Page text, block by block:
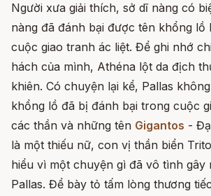
Người xưa giải thích, sở dĩ nàng có
nàng đã đánh bại được tên khổng lồ
cuộc giao tranh ác liệt. Để ghi nhớ
hách của mình, Athéna lột da địch
khiên. Có chuyện lại kể, Pallas
khổng lồ đã bị đánh bại trong cuộc
các thần và những tên Gigantos -
là một thiếu nữ, con vị thần biển
hiểu vì một chuyện gì đã vô tình gây
Pallas. Để bày tỏ tấm lòng thương